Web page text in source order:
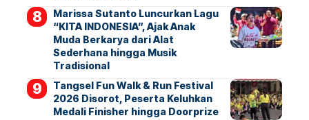
Marissa Sutanto Luncurkan Lagu
“KITA INDONESIA”, Ajak Anak
Muda Berkarya dari Alat
Sederhana hingga Musik
Tradisional
Tangsel Fun Walk & Run Festival
2026 Disorot, Peserta Keluhkan
Medali Finisher hingga Doorprize